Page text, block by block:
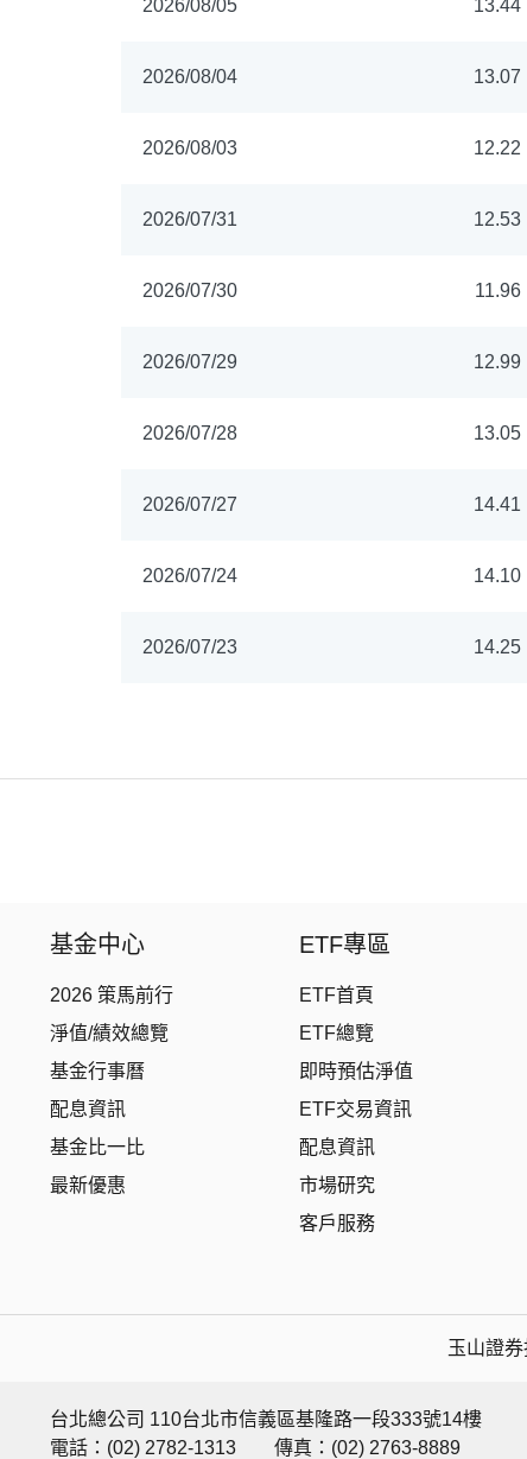
2026/08/05 13.44
2026/08/04 13.07
2026/08/03 12.22
2026/07/31 12.53
2026/07/30 11.96
2026/07/29 12.99
2026/07/28 13.05
2026/07/27 14.41
2026/07/24 14.10
2026/07/23 14.25
基金中心
2026 策馬前行
淨值/績效總覽
基金行事曆
配息資訊
基金比一比
最新優惠
ETF專區
ETF首頁
ETF總覽
即時預估淨值
ETF交易資訊
配息資訊
市場研究
客戶服務
玉山證
台北總公司 110台北市信義區基隆路一段333號14樓
電話：(02) 2782-1313
傳真：(02) 2763-8889